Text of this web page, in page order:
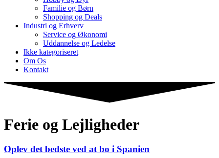
Familie og Børn
Shopping og Deals
Industri og Erhverv
Service og Økonomi
Uddannelse og Ledelse
Ikke kategoriseret
Om Os
Kontakt
Ferie og Lejligheder
Oplev det bedste ved at bo i Spanien